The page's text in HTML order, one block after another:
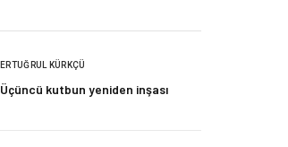
ERTUĞRUL KÜRKÇÜ
Üçüncü kutbun yeniden inşası